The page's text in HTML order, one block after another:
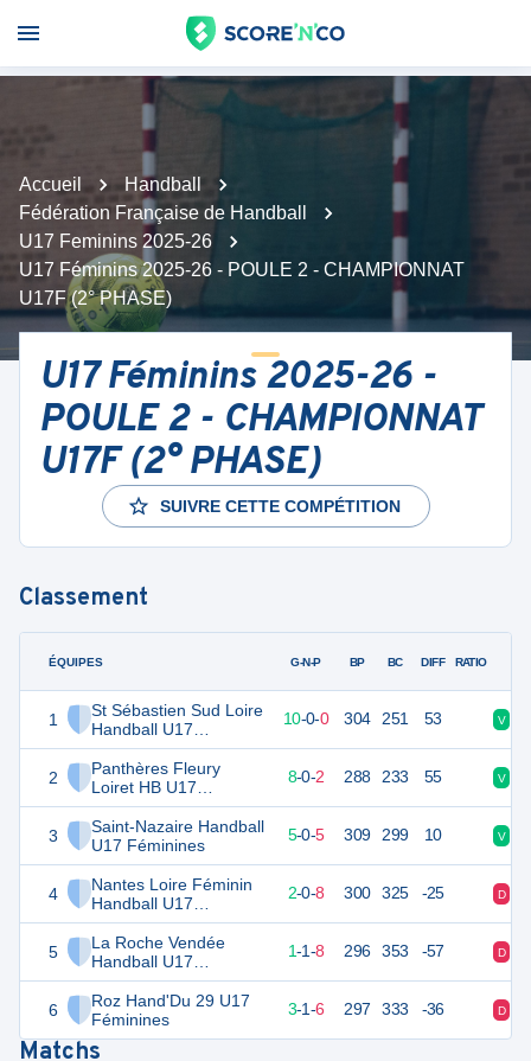
Accueil
Handball
Fédération Française de Handball
U17 Feminins 2025-26
U17 Féminins 2025-26 - POULE 2 - CHAMPIONNAT
U17F (2° PHASE)
U17 Féminins 2025-26 -
POULE 2 - CHAMPIONNAT
U17F (2° PHASE)
SUIVRE CETTE COMPÉTITION
Classement
ÉQUIPES
1
St Sébastien Sud Loire
Handball U17
Féminines
2
Panthères Fleury
Loiret HB U17
Féminines
3
Saint-Nazaire Handball
U17 Féminines
4
Nantes Loire Féminin
Handball U17
Féminines
5
La Roche Vendée
Handball U17
Féminines
6
Roz Hand'Du 29 U17
Féminines
G-N-P BP BC DIFF RATIO
30 10 10-0-0 304 251 53 V
26 8-0-2 288 233 55 V
20 10 5-0-5 309 299 10 V
14 10 2-0-8 300 325 -25 D
13 1-1-8 296 353 -57 D
12 3-1-6 297 333 -36 D
Matchs